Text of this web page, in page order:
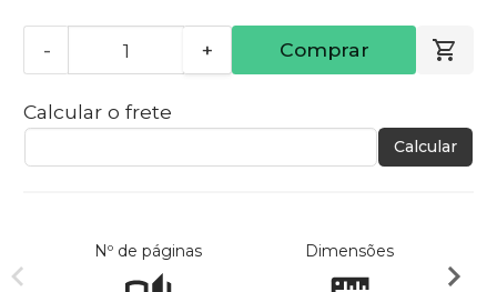
- + Comprar
Calcular o frete
Calcular
Nº de páginas Dimensões